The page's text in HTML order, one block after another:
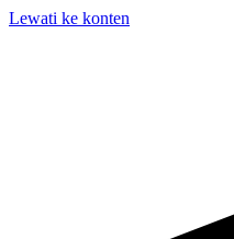
Lewati ke konten